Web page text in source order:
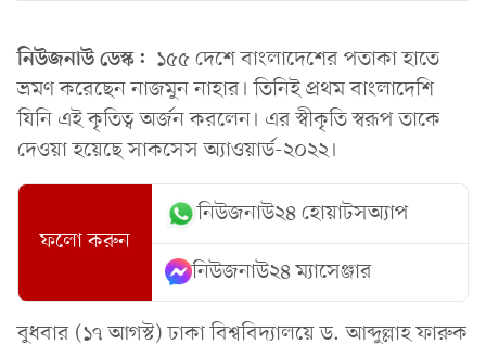
নিউজনাউ ডেস্ক: ১৫৫ দেশে বাংলাদেশের পতাকা হাতে
ভ্রমণ করেছেন নাজমুন নাহার। তিনিই প্রথম বাংলাদেশি
যিনি এই কৃতিত্ব অর্জন করলেন। এর স্বীকৃতি স্বরূপ তাকে
দেওয়া হয়েছে সাকসেস অ্যাওয়ার্ড-২০২২।
ফলো করুন
নিউজনাউ২৪ হোয়াটসঅ্যাপ
নিউজনাউ২৪ ম্যাসেঞ্জার
বুধবার (১৭ আগস্ট) ঢাকা বিশ্ববিদ্যালয়ে ড. আব্দুল্লাহ ফারুক